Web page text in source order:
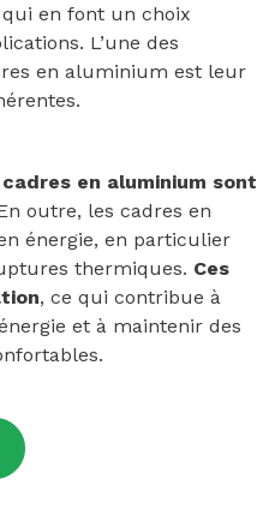
qui en font un choix
L’une des
en aluminium est leur
en aluminium sont
outre, les cadres en
énergie, en particulier
thermiques. Ces
, ce qui contribue à
et à maintenir des